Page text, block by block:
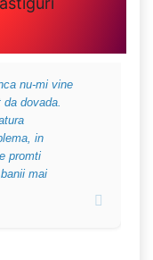
nu-mi vine
dovada.
in
promti
mai